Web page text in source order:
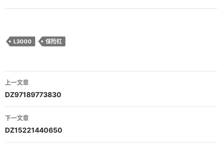
L3000 保险杠
文
章
导
航
上一文章
DZ97189773830
下一文章
DZ15221440650